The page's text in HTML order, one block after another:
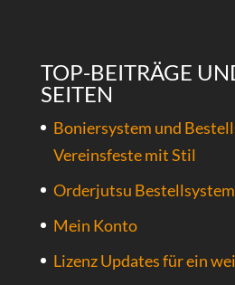
TOP-BEITRÄGE
SEITEN
Boniersystem und
Vereinsfeste mit Stil
Orderjutsu
Mein Konto
Lizenz Updates für ein